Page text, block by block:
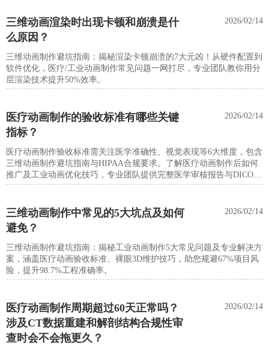
三维动画渲染时出现卡顿和崩溃是什
么原因？
2026/02/14
三维动画制作避坑指南：揭秘渲染卡顿崩溃的7大元凶！从硬件配置到
软件优化，医疗/工业动画制作常见问题一网打尽，专业团队教你用分
层渲染技术提升50%效率。
医疗动画制作的验收标准有哪些关键
指标？
2026/02/14
医疗动画制作验收标准需关注医学准确性、视觉表现等6大维度，包含
三维动画制作避坑指南与HIPAA合规要求。了解医疗动画制作后如何
推广及工业动画优化技巧，专业团队提供完整医学审核报告与DICOM
精度验证。
三维动画制作中常见的5大坑点及如何
避免？
2026/02/14
三维动画制作避坑指南：揭秘工业动画制作5大常见问题及专业解决方
案，涵盖医疗动画验收标准、裸眼3D维护技巧，助您规避67%项目风
险，提升98.7%工程准确率。
医疗动画制作周期超过60天正常吗？
涉及CT数据重建和解剖结构合规性审
查时会不会拖更久？
2026/02/14